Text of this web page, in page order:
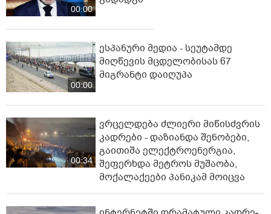
00:00
00:00
ესპანური მედია - სეუტამდე
მიღწევის მცდელობისას 67
მიგრანტი დაიღუპა
00:34
ვრცელდება ძლიერი მიწისძვრის
კადრები - დაზიანდა შენობები,
გაითიშა ელექტროენერგია,
შეფერხდა მეტროს მუშაობა,
მოქალაქეები პანიკამ მოიცვა